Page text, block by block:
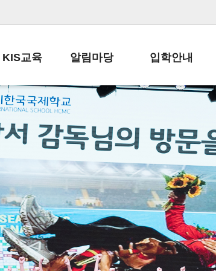
KIS교육
교육목표
학사일정
일과시간표
성과평가자료
알림마당
공지사항
납부금 안내
스쿨버스 운행 안내
급식안내
서식자료실
학부모방
입학안내
전-편입 서류양식
입학금/수업료
교복구입안내